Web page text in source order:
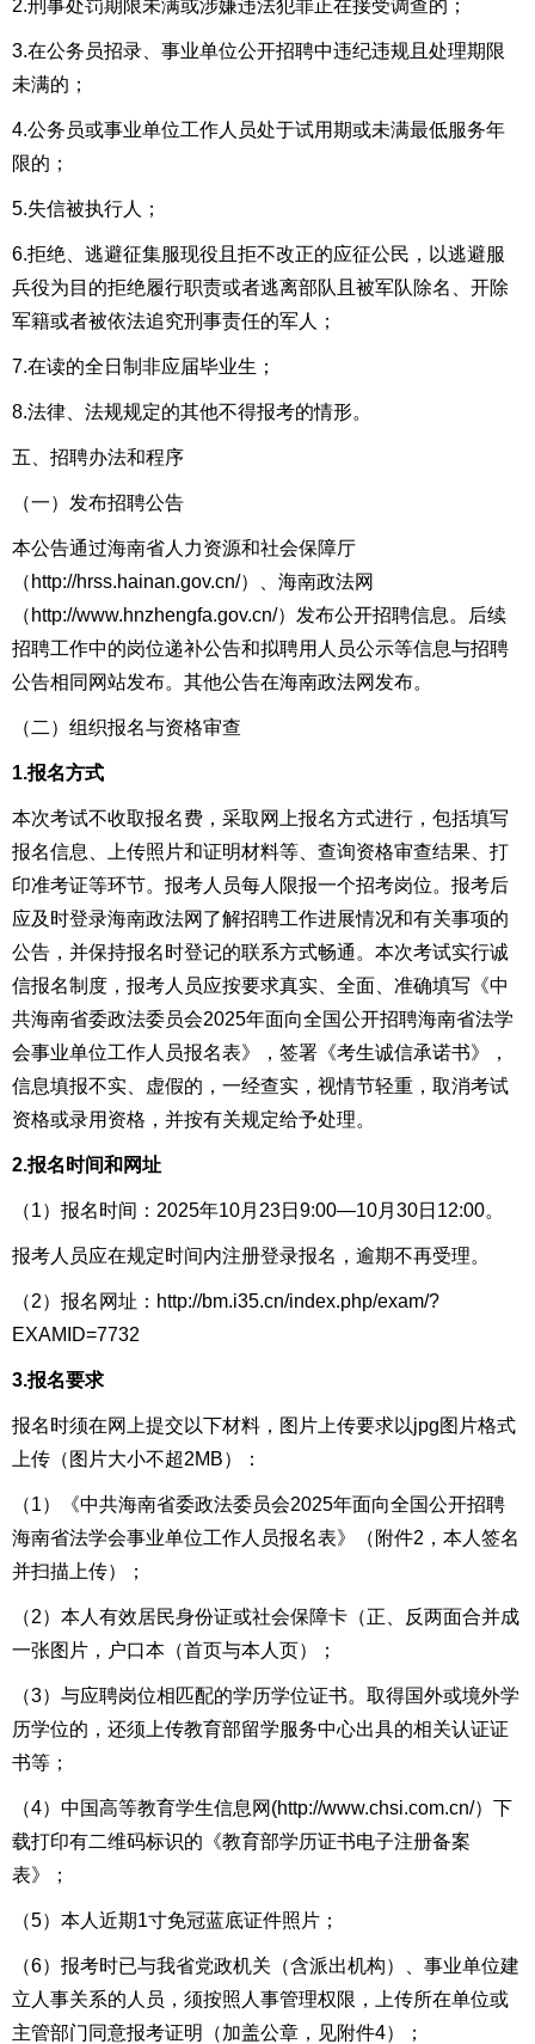
2.刑事处罚期限未满或涉嫌违法犯罪正在接受调查的；
3.在公务员招录、事业单位公开招聘中违纪违规且处理期限
未满的；
4.公务员或事业单位工作人员处于试用期或未满最低服务年
限的；
5.失信被执行人 ；
6.拒绝、逃避征集服现役且拒不改正的应征公民，以逃避服
兵役为目的拒绝履行职责或者逃离部队且被军队除名、开除
军籍或者被依法追究刑事责任的军人；
7.在读的全日制非应届毕业生；
8.法律、法规规定的其他不得报考的情形。
五、 招聘办法和程序
（一）发布招聘公告
本公告通过海南省人力资源和社会保障厅
（http://hrss.hainan.gov.cn/）、 海南政法网
（ http://www.hnzhengfa.gov.cn/） 发布公开招聘信息。后续
招聘工作中的岗位递补公告和拟聘用人员公示等信息与招聘
公告相同网站发布。其他公告在海南政法网发布。
（二）组织报名与资格审查
1.报名方式
本次考试不收取报名费，采取网上报名方式进行，包括填写
报名信息、上传照片和证明材料等、查询资格审查结果、打
印准考证等环节。报考人员每人 限报一个招考岗位。 报考后
应及时登录海南政法网了解招聘工作进展情况和有关事项的
公告，并保持报名时登记的联系方式畅通。 本次考试实行诚
信报名制度，报考人员应按要求真实、全面、准确填写《中
共海南省委政法委员会2025年面向全国公开招聘海南省法学
会事业单位工作人员报名表》，签署《考生诚信承诺书》，
信息填报不实、虚假的，一经查实，视情节轻重，取消考试
资格或录用资格，并按有关规定给予处理。
2.报名时间和网址
（1） 报名时间：2025年10月 23日 9:00—10月 30日12:00。
报考人员应在规定时间内注册登录报名，逾期不再受理。
（2）报名网址：http://bm.i35.cn/index.php/exam/?
EXAMID=7732
3.报名要求
报名时须在网上提交以下材料， 图片上传要求以jpg图片格式
上传（图片大小不超2MB）
：
（1）《中共海南省委政法委员会2025年面向全国公开招聘
海南省法学会事业单位工作人员报名表》（附件2，本人签名
并扫描上传）；
（2） 本人有效居民身份证或社会保障卡 （正、反两面合并成
一张图片， 户口本（首页与本人页） ；
（3）与应聘岗位相匹配的学历学位证书。取得国外或境外学
历学位的，还须上传教育部留学服务中心出具的相关认证证
书等；
（4）中国高等教育学生信息网(http://www.chsi.com.cn/）下
载打印有二维码标识的《教育部学历证书电子注册备案
表》；
（5）本人近期1寸免冠蓝底证件照片；
（6） 报考时已与我省党政机关（含派出机构）、事业单位建
立人事关系的人员， 须按照人事管理权限， 上传所在单位或
主管部门同意报考证明
（加盖公章，见附件4）；